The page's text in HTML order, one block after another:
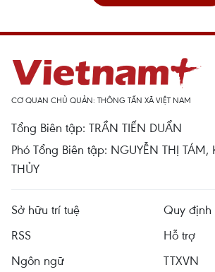
CƠ QUAN CHỦ QUẢN: THÔNG TẤN XÃ VIỆT NAM
Tổng Biên tập: TRẦN TIẾN DUẨN
Phó Tổng Biên tập: NGUYỄN THỊ TÁM,
THỦY
Sở hữu trí tuệ
Quy định
RSS
Hỗ trợ
Ngôn ngữ
TTXVN